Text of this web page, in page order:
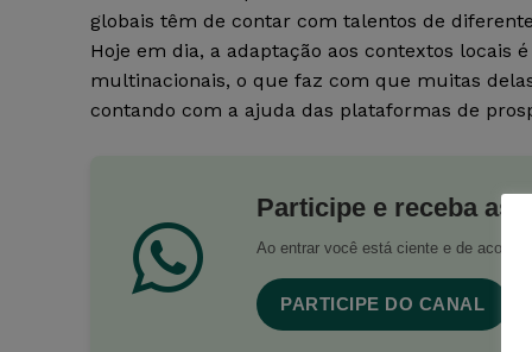
globais têm de contar com talentos de
Hoje em dia, a adaptação aos contextos locais
multinacionais, o que faz com que muitas
contando com a ajuda das plataformas de
Participe e receba as
Ao entrar você está ciente e de
PARTICIPE DO CANAL